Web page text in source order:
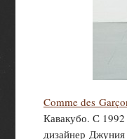
Comme des
Кавакубо. С 1992
дизайнер Джуния